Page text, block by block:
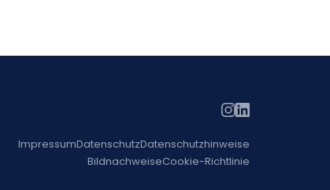
ImpressumDatenschutzDatenschutzhinweise
BildnachweiseCookie-Richtlinie